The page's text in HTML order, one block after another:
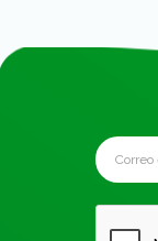
Alternative: